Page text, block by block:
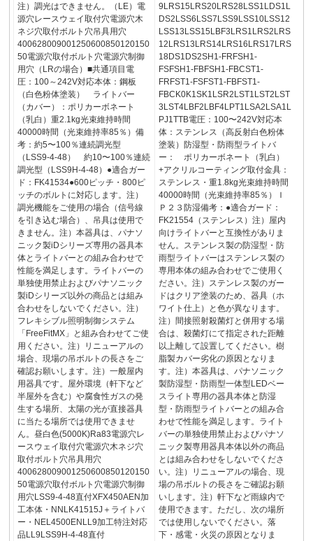
注）調光はできません。（LE）電
源穴レースウェイ取付穴電源穴木
ネジ穴取付ボルト穴吊具用穴
400628009001250600850120150
50電源穴取付ボルト穴電源穴制御
用穴（LRの場合）■共通項目電
圧：100～242V対応本体：鋼板
（白色粉体塗装） ライトバー
（カバー）：ポリカーボネート
（乳白）重2.1kg光束維持時間
40000時間（光束維持率85％）備
考：約5〜100％連続調光型
（LSS9-4-48） 約10〜100％連続
調光型（LSS9H-4-48）●適合ガー
ド：FK41534●600ピッチ・800ピ
ッチのボルトに対応します。注）
調光機能をご使用の場合（信号線
を引き込む場合）、吊具は使用で
きません。注）本器具は、パナソ
ニック製iDシリーズ専用の器具本
体とライトバーとの組み合わせで
性能を満足します。ライトバーの
単独使用禁止およびパナソニック
製iDシリーズ以外の商品とは組み
合わせをしないでください。注）
フレキシブル照明制御システム
「FreeFitMX」と組み合わせてご使
用ください。注）リニューアルの
場合、現場の吊ボルトの長さをご
確認お願いします。注）一般屋内
用器具です。屋外環境（軒下など
半屋外を含む）や腐食性ガスの発
生する場所、太陽の光が直接器具
に当たる場所では使用できませ
ん。昼白色(5000K)Ra83電源穴レ
ースウェイ取付穴電源穴木ネジ穴
取付ボルト穴吊具用穴
400628009001250600850120150
50電源穴取付ボルト穴電源穴制御
用穴LSS9-4-48直付XFX450AEN加
工本体・NNLK41515J＋ライトバ
ー・NEL4500ENLL9加工特注対応
品LL9LSS9H-4-48直付
9LRS15LRS20LRS28LSS1LDS1L
DS2LSS6LSS7LSS9LSS10LSS12
LSS13LSS15LBF3LRS1LRS2LRS
12LRS13LRS14LRS16LRS17LRS
18DS1DS2SH1-FRFSH1-
FSFSH1-FBFSH1-FBCST1-
FRFST1-FSFST1-FBFST1-
FBCK0K1SK1LSR2LST1LST2LST
3LST4LBF2LBF4LPT1LSA2LSA1L
PJ1TTB電圧：100〜242V対応本
体：ステンレス（高反射白色粉体
塗装）防湿型・防雨型ライトバ
ー： ポリカーボネート（乳白）
+アクリルコーティング取付金具：
ステンレス・重1.8kg光束維持時間
40000時間（光束維持率85％）Ｉ
Ｐ２３防湿備考：●適合ガード：
FK21554（ステンレス）注）屋内
向けライトバーと互換性がありま
せん。ステンレス製の防湿型・防
雨型ライトバーはステンレス製の
専用本体の組み合わせでご使用く
ださい。注）ステンレス製のガー
ドはクリア塗装のため、器具（ホ
ワイト仕上）と色が異なります。
注）間接照射殺菌灯と併用する場
合は、殺菌灯にて指定された距離
以上離して設置してください。樹
脂製カバー劣化の原因となりま
す。注）本器具は、パナソニック
製防湿型・防雨型一体型LEDベー
スライト専用の器具本体と防湿
型・防雨型ライトバーとの組み合
わせで性能を満足します。ライト
バーの単独使用禁止およびパナソ
ニック製専用器具本体以外の商品
とは組み合わせをしないでくださ
い。注）リニューアルの場合、現
場の吊ボルトの長さをご確認お願
いします。注）軒下など雨線内で
使用できます。ただし、次の場所
では使用しないでください。落
下・感電・火災の原因となりま